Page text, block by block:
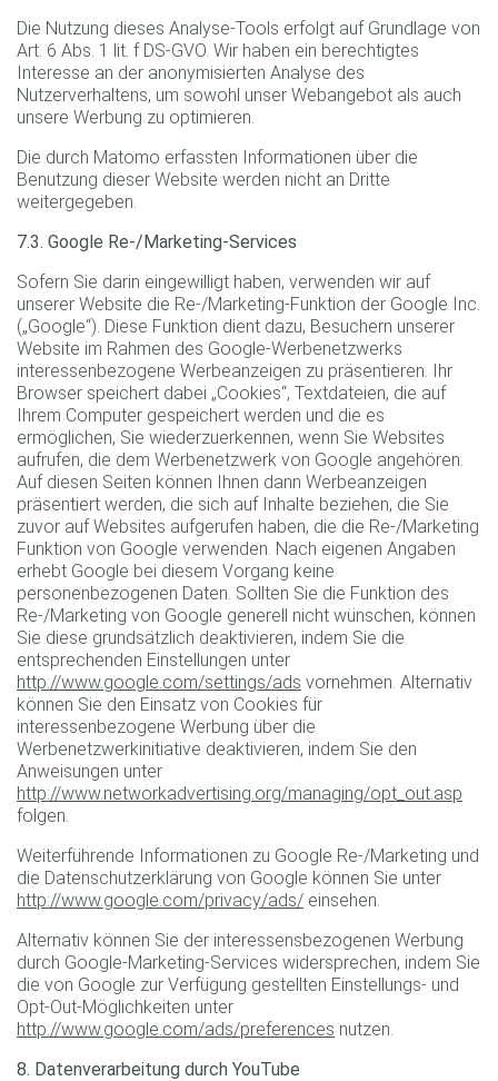
Die Nutzung dieses Analyse-Tools erfolgt auf Grundlage von
Art. 6 Abs. 1 lit. f DS-GVO. Wir haben ein berechtigtes
Interesse an der anonymisierten Analyse des
Nutzerverhaltens, um sowohl unser Webangebot als auch
unsere Werbung zu optimieren.
Die durch Matomo erfassten Informationen über die
Benutzung dieser Website werden nicht an Dritte
weitergegeben.
7.3. Google Re-/Marketing-Services
Sofern Sie darin eingewilligt haben, verwenden wir auf
unserer Website die Re-/Marketing-Funktion der Google Inc.
(„Google“). Diese Funktion dient dazu, Besuchern unserer
Website im Rahmen des Google-Werbenetzwerks
interessenbezogene Werbeanzeigen zu präsentieren. Ihr
Browser speichert dabei „Cookies“, Textdateien, die auf
Ihrem Computer gespeichert werden und die es
ermöglichen, Sie wiederzuerkennen, wenn Sie Websites
aufrufen, die dem Werbenetzwerk von Google angehören.
Auf diesen Seiten können Ihnen dann Werbeanzeigen
präsentiert werden, die sich auf Inhalte beziehen, die Sie
zuvor auf Websites aufgerufen haben, die die Re-/Marketing
Funktion von Google verwenden. Nach eigenen Angaben
erhebt Google bei diesem Vorgang keine
personenbezogenen Daten. Sollten Sie die Funktion des
Re-/Marketing von Google generell nicht wünschen, können
Sie diese grundsätzlich deaktivieren, indem Sie die
entsprechenden Einstellungen unter
http://www.google.com/settings/ads vornehmen. Alternativ
können Sie den Einsatz von Cookies für
interessenbezogene Werbung über die
Werbenetzwerkinitiative deaktivieren, indem Sie den
Anweisungen unter
http://www.networkadvertising.org/managing/opt_out.asp
folgen.
Weiterführende Informationen zu Google Re-/Marketing und
die Datenschutzerklärung von Google können Sie unter
http://www.google.com/privacy/ads/ einsehen.
Alternativ können Sie der interessensbezogenen Werbung
durch Google-Marketing-Services widersprechen, indem Sie
die von Google zur Verfügung gestellten Einstellungs- und
Opt-Out-Möglichkeiten unter
http://www.google.com/ads/preferences nutzen.
8. Datenverarbeitung durch YouTube